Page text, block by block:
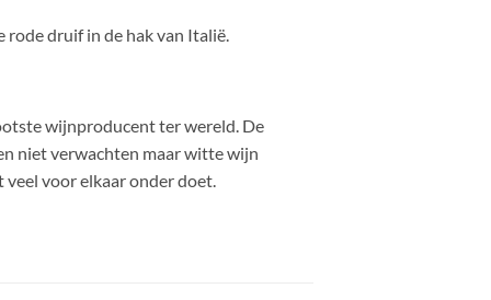
druif in de hak van Italië.
wijnproducent ter wereld. De
niet verwachten maar witte wijn
voor elkaar onder doet.